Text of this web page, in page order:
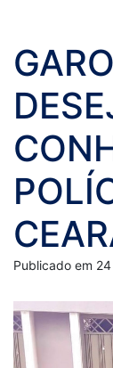
Publicado em